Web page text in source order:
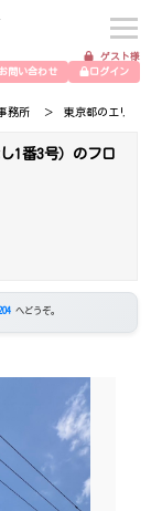
ゲスト様
お問い合わせ
ログイン
務所 東京都のエリア
1番3号）のフロ
へどうぞ。